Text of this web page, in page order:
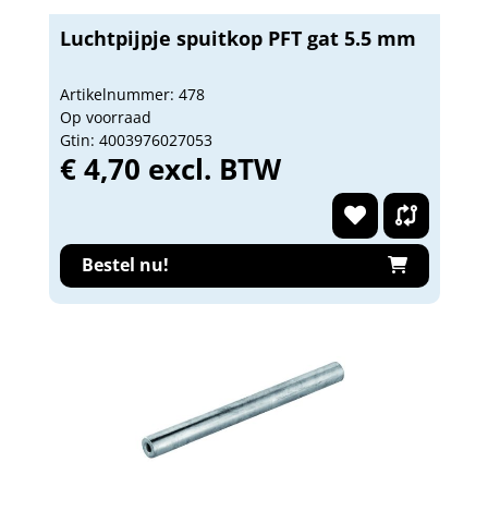
Luchtpijpje spuitkop PFT gat 5.5 mm
Artikelnummer: 478
Op voorraad
Gtin: 4003976027053
€ 4,70 excl. BTW
Bestel nu!